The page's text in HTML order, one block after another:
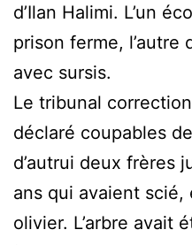
d’Ilan Halimi. L’un
prison ferme, l’autre
avec sursis.
Le tribunal
déclaré coupables
d’autrui deux frères
ans qui avaient
olivier. L’arbre avait